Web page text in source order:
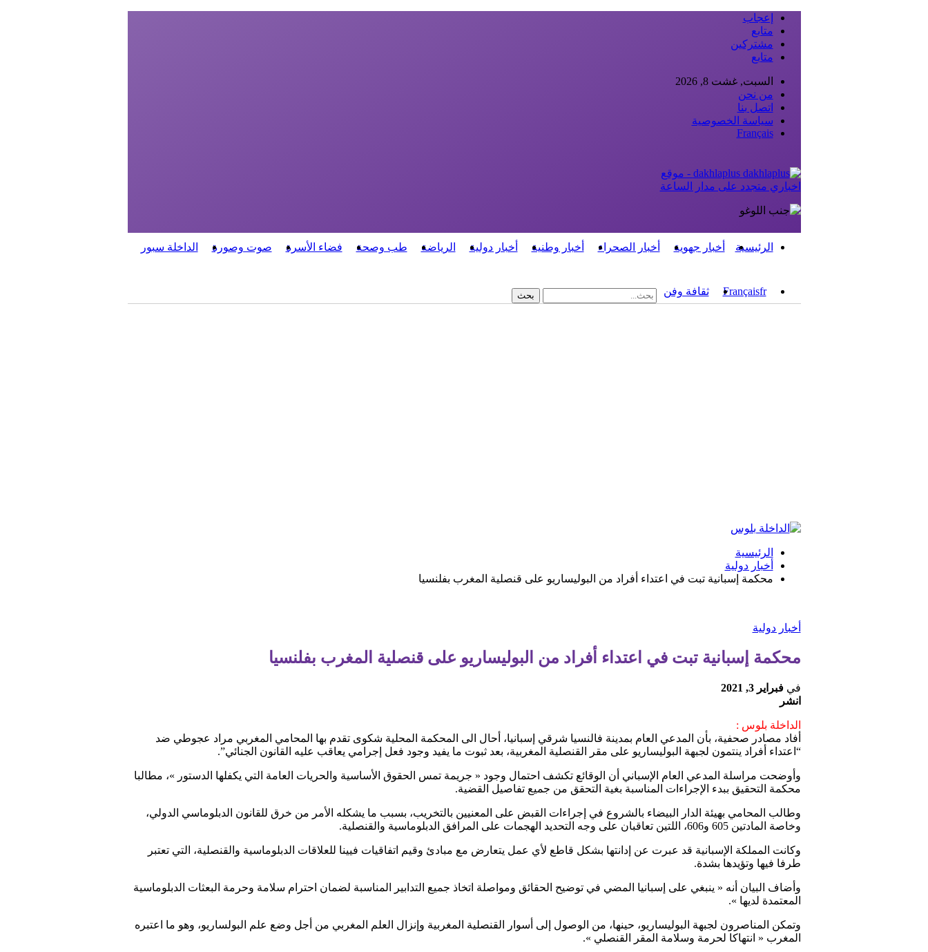
إعجاب
متابع
مشتركين
متابع
السبت, غشت 8, 2026
من نحن
اتصل بنا
سياسة الخصوصية
Français
dakhlaplus - موقع
اخباري متجدد على مدار الساعة
الرئيسية أخبار جهوية أخبار الصحراء أخبار وطنية أخبار دولية الرياضة طب وصحة فضاء الأسرة صوت وصورة الداخلة سبور
Françaisfr ثقافة وفن
الرئيسية
أخبار دولية
محكمة إسبانية تبت في اعتداء أفراد من البوليساريو على قنصلية المغرب بفلنسيا
أخبار دولية
محكمة إسبانية تبت في اعتداء أفراد من البوليساريو على قنصلية المغرب بفلنسيا
فيفبراير 3, 2021
انشر
الداخلة بلوس :
أفاد مصادر صحفية، بأن المدعي العام بمدينة فالنسيا شرقي إسبانيا، أحال الى المحكمة المحلية شكوى تقدم بها المحامي المغربي مراد عجوطي ضد
“اعتداء أفراد ينتمون لجبهة البوليساريو على مقر القنصلية المغربية، بعد ثبوت ما يفيد وجود فعل إجرامي يعاقب عليه القانون الجنائي”.
وأوضحت مراسلة المدعي العام الإسباني أن الوقائع تكشف احتمال وجود « جريمة تمس الحقوق الأساسية والحريات العامة التي يكفلها الدستور »، مطالبا
محكمة التحقيق ببدء الإجراءات المناسبة بغية التحقق من جميع تفاصيل القضية.
وطالب المحامي بهيئة الدار البيضاء بالشروع في إجراءات القبض على المعنيين بالتخريب، بسبب ما يشكله الأمر من خرق للقانون الدبلوماسي الدولي،
وخاصة المادتين 605 و606، اللتين تعاقبان على وجه التحديد الهجمات على المرافق الدبلوماسية والقنصلية.
وكانت المملكة الإسبانية قد عبرت عن إدانتها بشكل قاطع لأي عمل يتعارض مع مبادئ وقيم اتفاقيات فيينا للعلاقات الدبلوماسية والقنصلية، التي تعتبر
طرفا فيها وتؤيدها بشدة.
وأضاف البيان أنه « ينبغي على إسبانيا المضي في توضيح الحقائق ومواصلة اتخاذ جميع التدابير المناسبة لضمان احترام سلامة وحرمة البعثات الدبلوماسية
المعتمدة لديها ».
وتمكن المناصرون لجبهة البوليساريو، حينها، من الوصول إلى أسوار القنصلية المغربية وإنزال العلم المغربي من أجل وضع علم البولساريو، وهو ما اعتبره
المغرب « انتهاكا لحرمة وسلامة المقر القنصلي ».